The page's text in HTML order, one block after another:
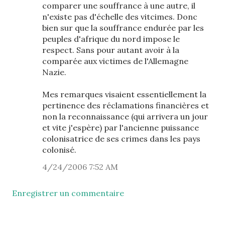
comparer une souffrance à une autre, il
n'existe pas d'échelle des vitcimes. Donc
bien sur que la souffrance endurée par les
peuples d'afrique du nord impose le
respect. Sans pour autant avoir à la
comparée aux victimes de l'Allemagne
Nazie.
Mes remarques visaient essentiellement la
pertinence des réclamations financières et
non la reconnaissance (qui arrivera un jour
et vite j'espère) par l'ancienne puissance
colonisatrice de ses crimes dans les pays
colonisé.
4/24/2006 7:52 AM
Enregistrer un commentaire